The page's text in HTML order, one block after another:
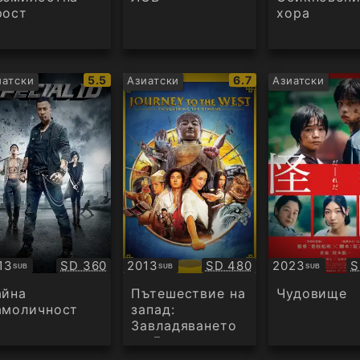
хора
IMDb
рейтинг:
5.5
SUB Качество:
SD 360
Азиатски
IMDb
рейтинг:
6.7
2013SUB
Субтитри Качество:
SD 480
Пътешествие на
запад:
Завладяването
на Демоните
Азиатски
2023SUB
Субтитри
Чудовище